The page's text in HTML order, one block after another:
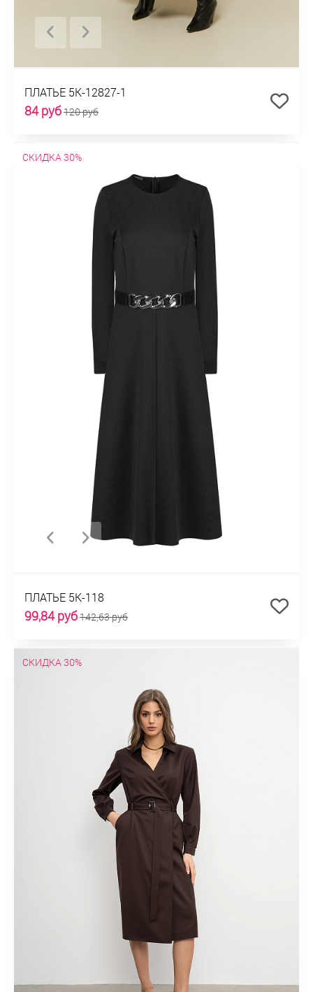
ПЛАТЬЕ 5К-12827-1
84 руб120 руб
СКИДКА 30%
ПЛАТЬЕ 5К-118
99,84 руб142,63 руб
СКИДКА 30%